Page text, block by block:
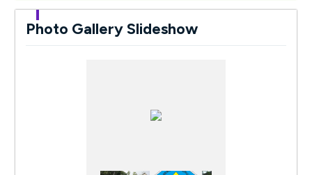
Photo Gallery Slideshow